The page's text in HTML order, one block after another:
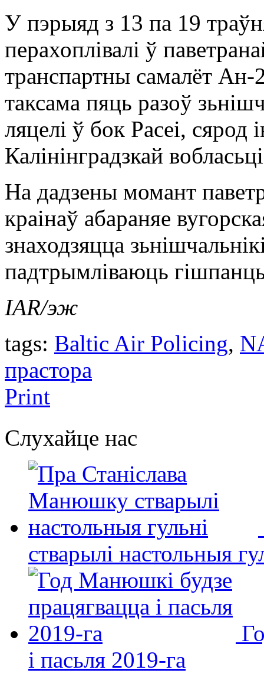
У пэрыяд з 13 па 19
перахоплівалі ў
транспартны самалёт Ан-
таксама пяць разоў
ляцелі ў бок Расеі, сярод
Калінінградзкай
На дадзены момант
краінаў абараняе
знаходзяцца
падтрымліваюць
IAR/эж
tags: Baltic Air Policing,
прастора
Print
Слухайце нас
стварылі настольныя
і пасьля 2019-га